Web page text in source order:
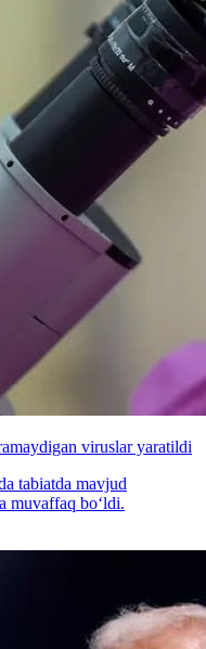
viruslar yaratildi
tabiatda mavjud
muvaffaq bo‘ldi.